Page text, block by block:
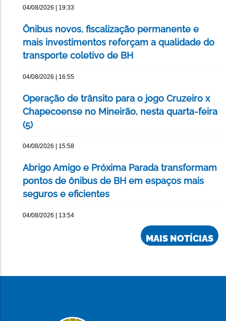
04/08/2026 | 19:33
Ônibus novos, fiscalização permanente e
mais investimentos reforçam a qualidade do
transporte coletivo de BH
04/08/2026 | 16:55
Operação de trânsito para o jogo Cruzeiro x
Chapecoense no Mineirão, nesta quarta-feira
(5)
04/08/2026 | 15:58
Abrigo Amigo e Próxima Parada transformam
pontos de ônibus de BH em espaços mais
seguros e eficientes
04/08/2026 | 13:54
MAIS NOTÍCIAS